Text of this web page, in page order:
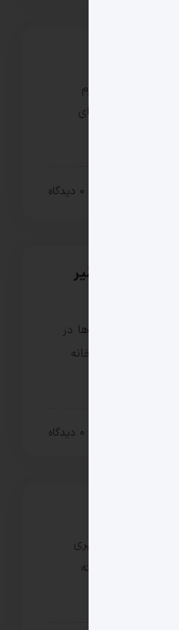
و بهداشتی و لوازم
و راحتی، به دنیای
0 دیدگاه
جدیدترین مدل‌های شینیون مجلسی شیک 1403: انتخابی بی‌نظیر
ترندهای زیبایی برای خانم‌ها در
می‌توانند در خانه
0 دیدگاه
و سفید
به طور چشمگیری
لب‌ها را برجسته